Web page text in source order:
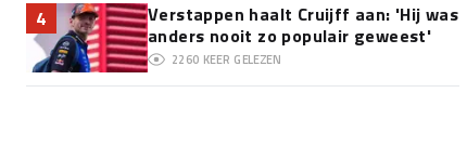
4
Verstappen haalt Cruijff aan: 'Hij was
anders nooit zo populair geweest'
2260 KEER GELEZEN